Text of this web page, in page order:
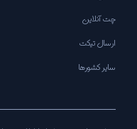
چت آنلاین
ارسال تیکت
سایر کشورها